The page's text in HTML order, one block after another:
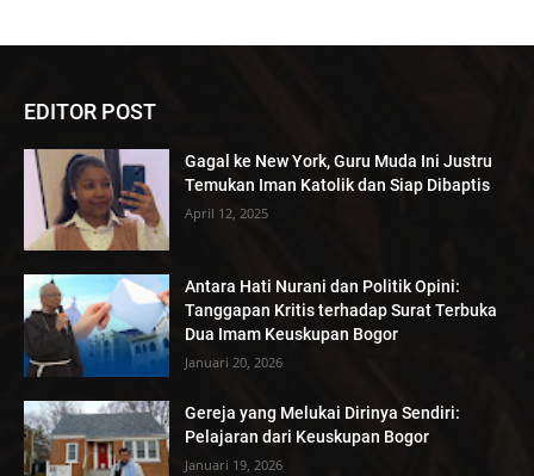
EDITOR POST
Gagal ke New York, Guru Muda Ini Justru
Temukan Iman Katolik dan Siap Dibaptis
April 12, 2025
Antara Hati Nurani dan Politik Opini:
Tanggapan Kritis terhadap Surat Terbuka
Dua Imam Keuskupan Bogor
Januari 20, 2026
Gereja yang Melukai Dirinya Sendiri:
Pelajaran dari Keuskupan Bogor
Januari 19, 2026